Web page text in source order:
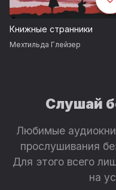
Книжные странники
Мехтильда Глейзер
Слушай
Любимые
прослушивания
Для этого всего
на